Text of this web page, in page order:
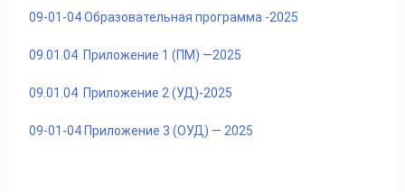
09-01-04 Образовательная программа -2025
09.01.04 Приложение 1 (ПМ) —2025
09.01.04 Приложение 2 (УД)-2025
09-01-04 Приложение 3 (ОУД) — 2025